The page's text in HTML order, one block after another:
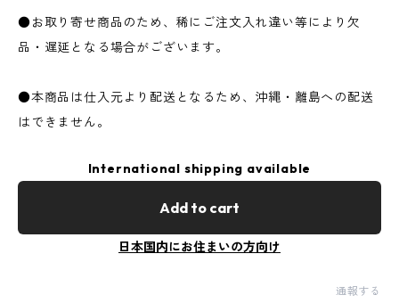
●お取り寄せ商品のため、稀にご注文入れ違い等により欠
品・遅延となる場合がございます。
●本商品は仕入元より配送となるため、沖縄・離島への配送
はできません。
International shipping available
Add to cart
日本国内にお住まいの方向け
通報する